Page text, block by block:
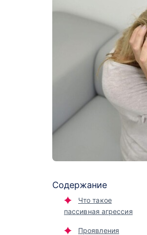
Содержание
Что такое
пассивная агрессия
Проявления